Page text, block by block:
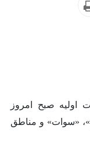
اولیه صبح امروز
«سوات» و مناطق